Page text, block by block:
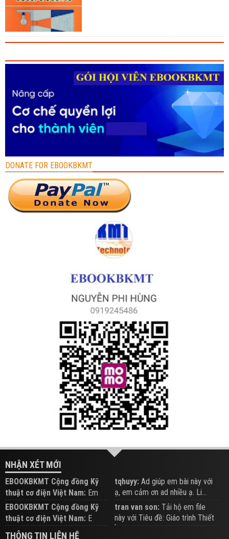
DONATE FOR EBOOKBKMT
NHẬN XÉT MỚI
EBOOKBKMT Cộng đồng Kỹ
thuật cơ điện Việt Nam: Em
đăng trên Group hỗ trợ nhé
tqhuyy: Ad giúp em bài này với
ạ, em cảm ơn ad nhiều ạ. Li...
EBOOKBKMT Cộng đồng Kỹ
thuật cơ điện Việt Nam: E
xem hỗ trợ trên Group
tran van son: Tải hộ em file
này với Tiêu đề: Giáo trình Thiết
b...
THÔNG TIN LIÊN HỆ